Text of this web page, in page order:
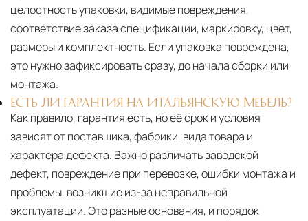
целостность упаковки, видимые повреждения,
соответствие заказа спецификации, маркировку, цвет,
размеры и комплектность. Если упаковка повреждена,
это нужно зафиксировать сразу, до начала сборки или
монтажа.
ЕСТЬ ЛИ ГАРАНТИЯ НА ИТАЛЬЯНСКУЮ МЕБЕЛЬ?
Как правило, гарантия есть, но её срок и условия
зависят от поставщика, фабрики, вида товара и
характера дефекта. Важно различать заводской
дефект, повреждение при перевозке, ошибки монтажа и
проблемы, возникшие из-за неправильной
эксплуатации. Это разные основания, и порядок